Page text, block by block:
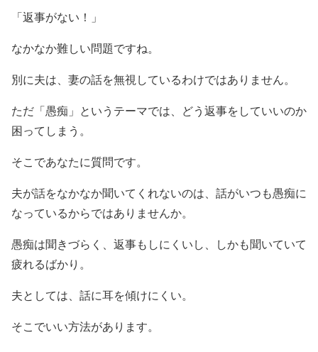
「返事がない！」
なかなか難しい問題ですね。
別に夫は、妻の話を無視しているわけではありません。
ただ「愚痴」というテーマでは、どう返事をしていいのか
困ってしまう。
そこであなたに質問です。
夫が話をなかなか聞いてくれないのは、話がいつも愚痴に
なっているからではありませんか。
愚痴は聞きづらく、返事もしにくいし、しかも聞いていて
疲れるばかり。
夫としては、話に耳を傾けにくい。
そこでいい方法があります。